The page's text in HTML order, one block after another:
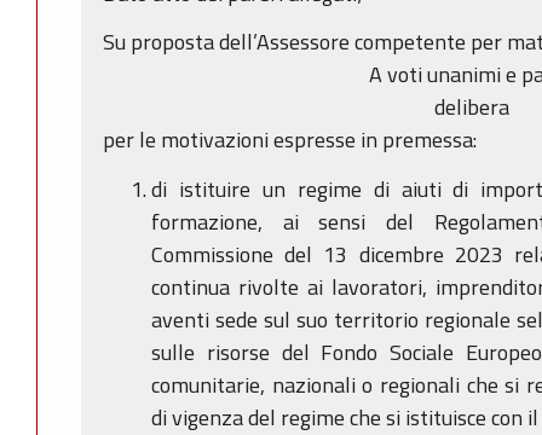
Su proposta dell’Assessore competente per
A voti unanimi e
delibera
per le motivazioni espresse in premessa:
di istituire un regime di aiuti di
formazione, ai sensi del
Commissione del 13 dicembre 2023
continua rivolte ai lavoratori,
aventi sede sul suo territorio regionale
sulle risorse del Fondo Sociale
comunitarie, nazionali o regionali che si
di vigenza del regime che si istituisce con